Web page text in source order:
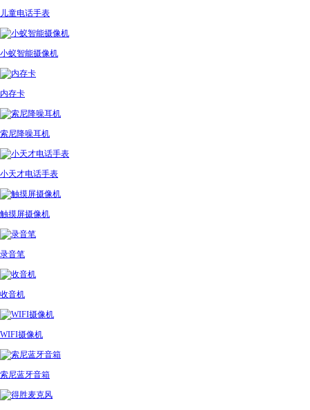
儿童电话手表
小蚁智能摄像机
内存卡
索尼降噪耳机
小天才电话手表
触摸屏摄像机
录音笔
收音机
WIFI摄像机
索尼蓝牙音箱